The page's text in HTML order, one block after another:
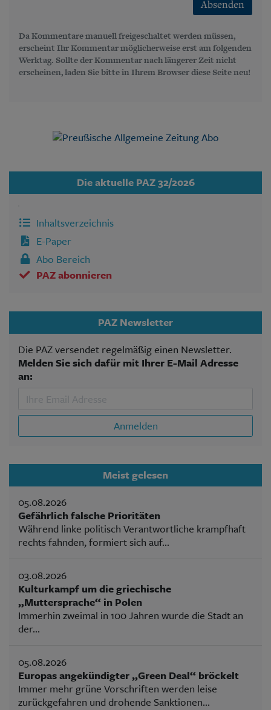
Absenden
Da Kommentare manuell freigeschaltet werden müssen,
erscheint Ihr Kommentar möglicherweise erst am folgenden
Werktag. Sollte der Kommentar nach längerer Zeit nicht
erscheinen, laden Sie bitte in Ihrem Browser diese Seite neu!
Die aktuelle PAZ 32/2026
Inhaltsverzeichnis
E-Paper
Abo Bereich
PAZ abonnieren
PAZ Newsletter
Die PAZ versendet regelmäßig einen Newsletter.
Melden Sie sich dafür mit Ihrer E-Mail Adresse
an:
Anmelden
Meist gelesen
05.08.2026
Gefährlich falsche Prioritäten
Während linke politisch Verantwortliche krampfhaft
rechts fahnden, formiert sich auf...
03.08.2026
Kulturkampf um die griechische
„Muttersprache“ in Polen
Immerhin zweimal in 100 Jahren wurde die Stadt an
der...
05.08.2026
Europas angekündigter „Green Deal“ bröckelt
Immer mehr grüne Vorschriften werden leise
zurückgefahren und drohende Sanktionen...